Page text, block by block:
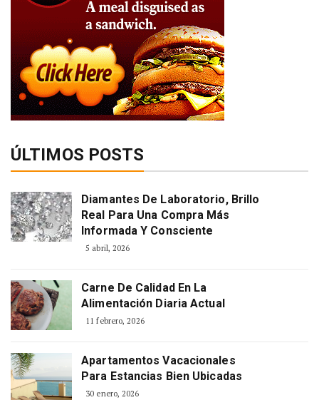
ÚLTIMOS POSTS
Diamantes De Laboratorio, Brillo
Real Para Una Compra Más
Informada Y Consciente
5 abril, 2026
Carne De Calidad En La
Alimentación Diaria Actual
11 febrero, 2026
Apartamentos Vacacionales
Para Estancias Bien Ubicadas
30 enero, 2026